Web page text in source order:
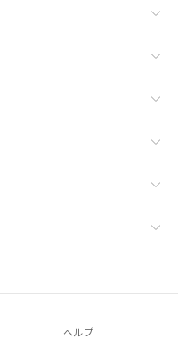
ヘルプ